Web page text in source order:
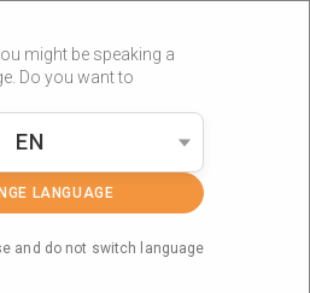
might be speaking a
Do you want to
EN
LANGUAGE
and do not switch language
la aparición de arrugas y